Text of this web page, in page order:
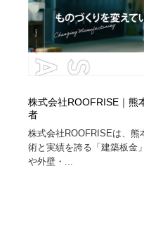
株式会社ROOFRISE｜熊
者
株式会社ROOFRISEは、
術と実績を誇る「建築板金
や外壁・...